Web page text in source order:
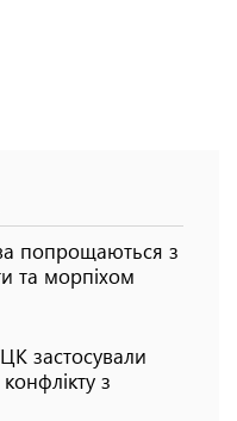
попрощаються з
та морпіхом
застосували
з